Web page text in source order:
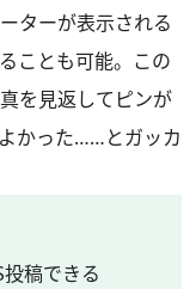
ターが表示される
ことも可能。この
を見返してピンが
かった……とガッカ
稿できる